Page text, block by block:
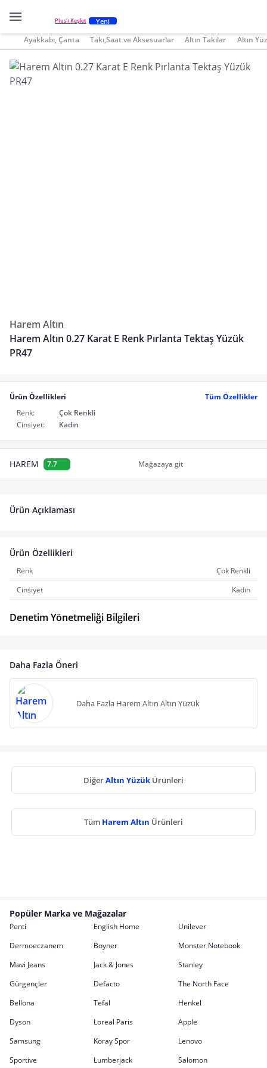
Plus'ı Keşfet Yeni
Ayakkabı, Çanta Takı,Saat ve Aksesuarlar Altın Takılar Altın
Harem Altın
Harem Altın 0.27 Karat E Renk Pırlanta Tektaş Yüzük
PR47
Ürün Özellikleri
Tüm Özellikler
Renk:
Çok Renkli
Cinsiyet:
Kadın
HAREM 7.7 Mağazaya git
Ürün Açıklaması
Ürün Özellikleri
Renk
Çok Renkli
Cinsiyet
Kadın
Denetim Yönetmeliği Bilgileri
Daha Fazla Öneri
Daha Fazla Harem Altın Altın Yüzük
DiğerAltın Yüzük Ürünleri
Tüm Harem Altın Ürünleri
Popüler Marka ve Mağazalar
Penti English Home
Unilever
Dermoeczanem
Boyner
Monster Notebook
Mavi Jeans
Jack & Jones
Stanley
Gürgençler
Defacto
The North Face
Bellona
Tefal
Henkel
Dyson
Loreal Paris
Apple
Samsung
Koray Spor
Lenovo
Sportive
Lumberjack Salomon